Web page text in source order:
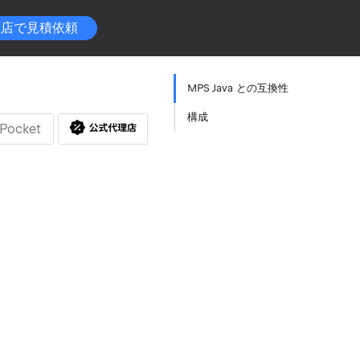
で見積依頼
Pocket
MPS Java との互換性
構成